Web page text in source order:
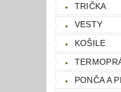
TRIČKA
VESTY
KOŠILE
PONČA A